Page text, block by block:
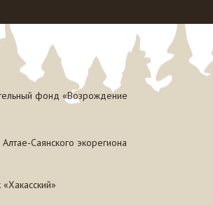
фонд «Возрождение
Саянского экорегиона